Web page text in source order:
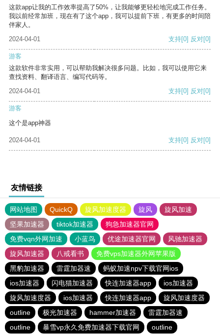
这款app让我的工作效率提高了50%，让我能够更轻松地完成工作任务。
我以前经常加班，现在有了这个app，我可以提前下班，有更多的时间陪
伴家人。
2024-04-01
支持[0] 反对[0]
游客
这款软件非常实用，可以帮助我解决很多问题。比如，我可以使用它来
查找资料、翻译语言、编写代码等。
2024-04-01
支持[0] 反对[0]
游客
这个是app神器
2024-04-01 支持[0] 反对[0]
友情链接
网站地图 QuickQ 旋风加速度器 旋风
旋风加速
坚果加速器
tiktok加速器
狗急加速器官网
免费vqn外网加速
小蓝鸟 优途加速器官网
风驰加速器
旋风加速器
八戒看书
免费vps加速器外网苹果版
黑豹加速器
雷霆加器速
蚂蚁加速npv下载官网ios
ios加速器
闪电猫加速器 快连加速器app
ios加速器
旋风加速度器
ios加速器 快连加速器app
旋风加速度器
outline
极光加速器 hammer加速器
雷霆加器速
outline
暴雪vp永久免费加速器下载官网 outline